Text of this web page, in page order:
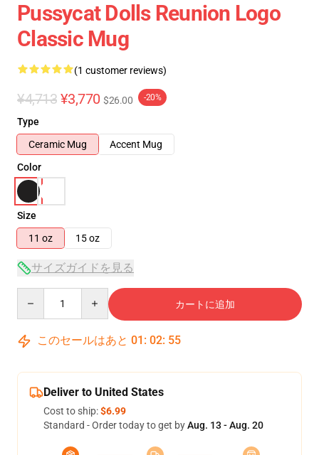
Pussycat Dolls Reunion Logo
Classic Mug
(1 customer reviews)
¥4,713 ¥3,770 $26.00 -20%
Type
Ceramic Mug
Accent Mug
Color
Size
11 oz
15 oz
サイズガイドを見る
カートに追加
このセールはあと 01 : 02: 54
Deliver to United States
Cost to ship:$6.99
Standard - Order today to get byAug. 13 - Aug. 20